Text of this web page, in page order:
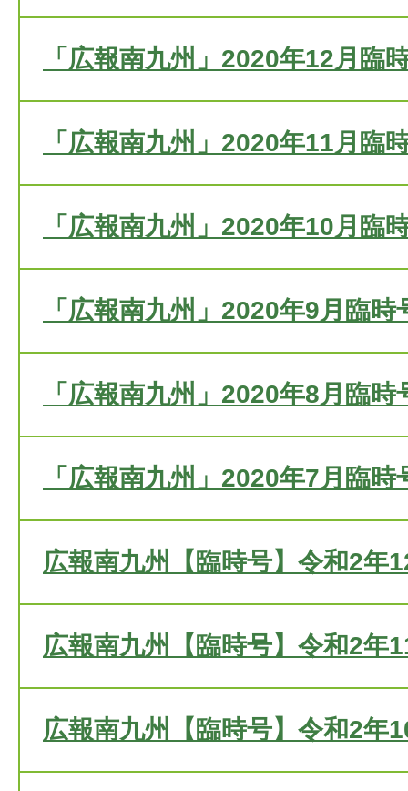
「広報南九州」2020年12月臨
「広報南九州」2020年11月臨
「広報南九州」2020年10月臨
「広報南九州」2020年9月臨時
「広報南九州」2020年8月臨時
「広報南九州」2020年7月臨時
広報南九州【臨時号】令和2年
広報南九州【臨時号】令和2年
広報南九州【臨時号】令和2年